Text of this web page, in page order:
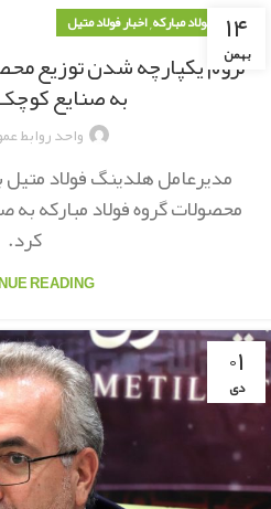
۱۴
بهمن
اخبار فولاد مبارکه,اخبار فولاد متیل
لزوم یکپارچه شدن توزیع
به صنایع
واحد روابط
مدیرعامل هلدینگ فولاد متیل
محصولات گروه فولاد مبارکه
کرد.
READING
۰۱
دی